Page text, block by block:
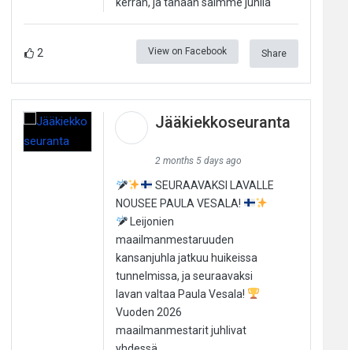
2 View on Facebook Share
Jääkiekkoseuranta
2 months 5 days ago
SEURAAVAKSI LAVALLE
NOUSEE PAULA VESALA!
Leijonien
maailmanmestaruuden
kansanjuhla jatkuu huikeissa
tunnelmissa, ja seuraavaksi
lavan valtaa Paula Vesala!
Vuoden 2026
maailmanmestarit juhlivat